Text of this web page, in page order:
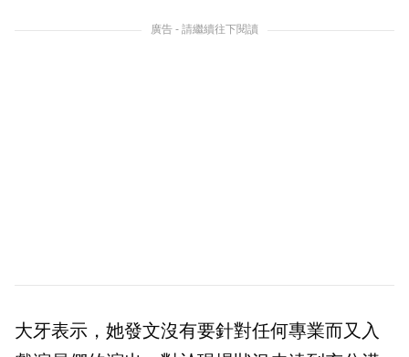
廣告 - 請繼續往下閱讀
大牙表示，她發文沒有要針對任何專業而又入